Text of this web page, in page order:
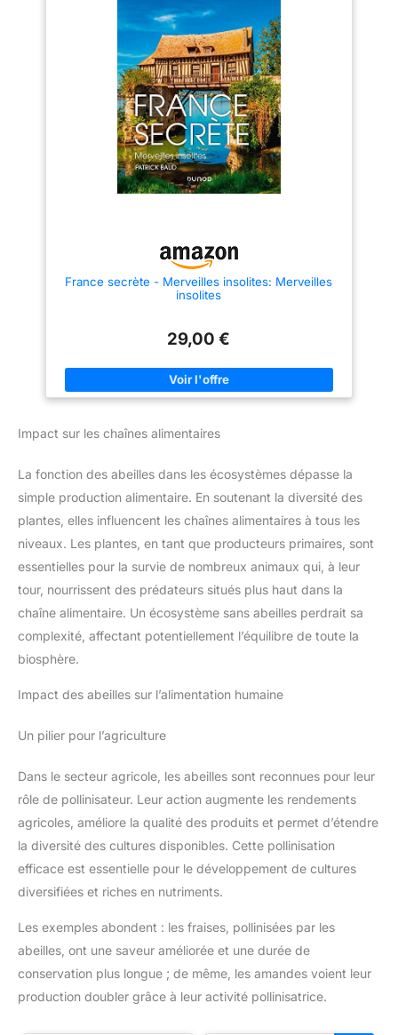
France secrète - Merveilles insolites: Merveilles
insolites
29,00 €
Impact sur les chaînes alimentaires
La fonction des abeilles dans les écosystèmes dépasse la
simple production alimentaire. En soutenant la diversité des
plantes, elles influencent les chaînes alimentaires à tous les
niveaux. Les plantes, en tant que producteurs primaires, sont
essentielles pour la survie de nombreux animaux qui, à leur
tour, nourrissent des prédateurs situés plus haut dans la
chaîne alimentaire. Un écosystème sans abeilles perdrait sa
complexité, affectant potentiellement l’équilibre de toute la
biosphère.
Impact des abeilles sur l’alimentation humaine
Un pilier pour l’agriculture
Dans le secteur agricole, les abeilles sont reconnues pour leur
rôle de pollinisateur. Leur action augmente les rendements
agricoles, améliore la qualité des produits et permet d’étendre
la diversité des cultures disponibles. Cette pollinisation
efficace est essentielle pour le développement de cultures
diversifiées et riches en nutriments.
Les exemples abondent : les fraises, pollinisées par les
abeilles, ont une saveur améliorée et une durée de
conservation plus longue ; de même, les amandes voient leur
production doubler grâce à leur activité pollinisatrice.